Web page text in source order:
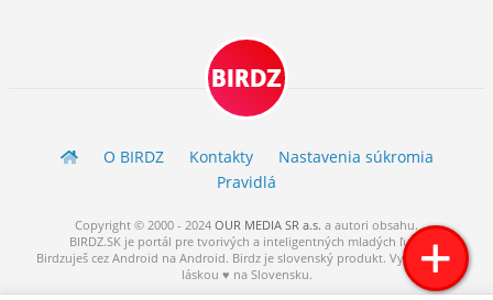
BIRDZ
O BIRDZ Kontakty
Nastavenia súkromia
Pravidlá
Copyright © 2000 - 2024 OUR MEDIA SR a.s. a autori obsahu.
BIRDZ.SK je portál pre tvorivých a inteligentných mladých ľudí.
Birdzuješ cez Android na Android. Birdz je slovenský produkt. Vytvorené s
láskou ♥ na Slovensku.